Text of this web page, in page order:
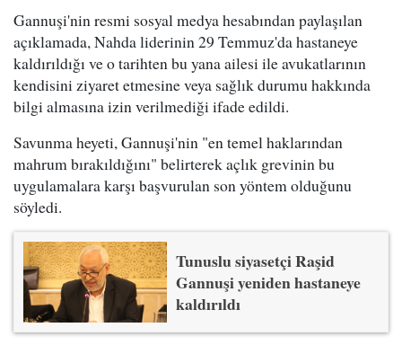
Gannuşi'nin resmi sosyal medya hesabından paylaşılan
açıklamada, Nahda liderinin 29 Temmuz'da hastaneye
kaldırıldığı ve o tarihten bu yana ailesi ile avukatlarının
kendisini ziyaret etmesine veya sağlık durumu hakkında
bilgi almasına izin verilmediği ifade edildi.
Savunma heyeti, Gannuşi'nin "en temel haklarından
mahrum bırakıldığını" belirterek açlık grevinin bu
uygulamalara karşı başvurulan son yöntem olduğunu
söyledi.
Tunuslu siyasetçi Raşid
Gannuşi yeniden hastaneye
kaldırıldı